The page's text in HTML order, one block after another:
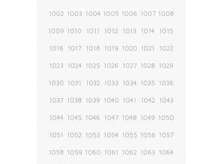
1002 1003 1004 1005 1006 1007 1008
1009 1010 1011 1012 1013 1014 1015
1016 1017 1018 1019 1020 1021 1022
1023 1024 1025 1026 1027 1028 1029
1030 1031 1032 1033 1034 1035 1036
1037 1038 1039 1040 1041 1042 1043
1044 1045 1046 1047 1048 1049 1050
1051 1052 1053 1054 1055 1056 1057
1058 1059 1060 1061 1062 1063 1064